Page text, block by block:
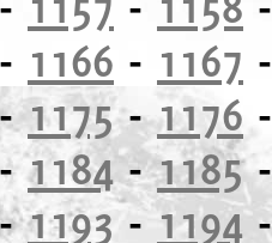
- 1166 - 1167
1175-1176
1184-1185
1193-1194